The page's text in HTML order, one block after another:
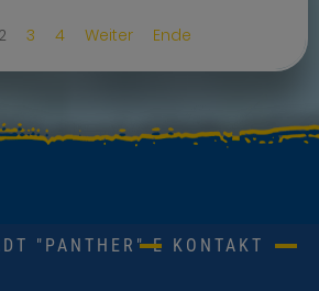
2 3 4 Weiter Ende
"PANTHER" E.V.KONTAKT